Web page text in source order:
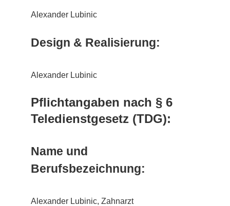
Alexander Lubinic
Design & Realisierung:
Alexander Lubinic
Pflichtangaben nach § 6
Teledienstgesetz (TDG):
Name und
Berufsbezeichnung:
Alexander Lubinic, Zahnarzt